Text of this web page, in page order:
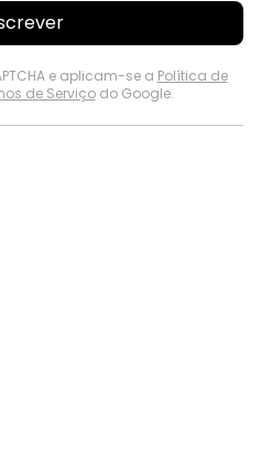
e aplicam-se a Política de
de Serviçodo Google.